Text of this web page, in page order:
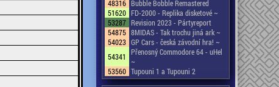
48316 Bubble Bobble Remastered
51620 FD-2000 - Replika disketové ~
53287 Revision 2023 - Pártyreport
54875 8MIDAS - Tak trochu jiná ark ~
54023 GP Cars - česká závodní hra! ~
54341
Přenosný Commodore 64 - uHel
~
53560 Tupouni 1 a Tupouni 2